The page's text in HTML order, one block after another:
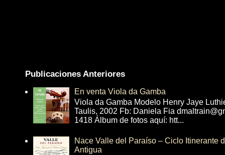
Publicaciones Anteriores
En venta Viola da Gamba
Viola da Gamba Modelo Henry Jaye
Taulis, 2002 Fb: Daniela Fia
1418 Álbum de fotos aquí: htt...
Nace Valle del Paraíso – Ciclo Itinerante
Antigua